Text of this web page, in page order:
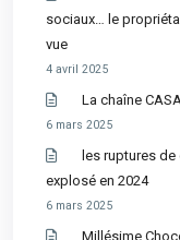
sociaux… le
vue
4 avril 2025
La chaîne
6 mars 2025
les ruptures
explosé en 2024
6 mars 2025
Millésime